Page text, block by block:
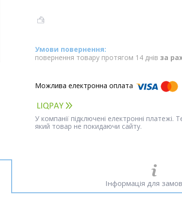
повернення товару протягом 14 днів за
У компанії підключені електронні
який товар не покидаючи сайту.
Інформація для